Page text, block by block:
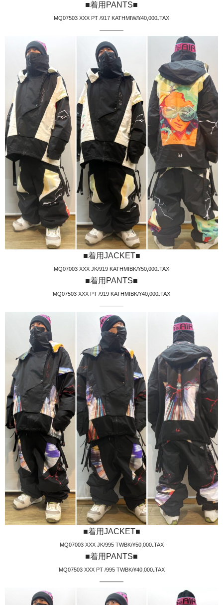
■着用PANTS■
MQ07503 XXX PT /917 KATHMIW/¥40,000₊TAX
———
■着用JACKET■
MQ07003 XXX JK/919 KATHMIBK/¥50,000₊TAX
■着用PANTS■
MQ07503 XXX PT /919 KATHMIBK/¥40,000₊TAX
———
■着用JACKET■
MQ07003 XXX JK/995 TWBK/¥50,000₊TAX
■着用PANTS■
MQ07503 XXX PT /995 TWBK/¥40,000₊TAX
———